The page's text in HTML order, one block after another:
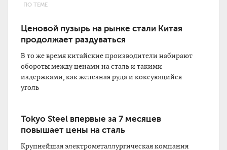
ПО ТЕМЕ
Ценовой пузырь на рынке стали Китая
продолжает раздуваться
В то же время китайские производители набирают
обороты между ценами на сталь и такими
издержками, как железная руда и коксующийся
уголь
Tokyo Steel впервые за 7 месяцев
повышает цены на сталь
Крупнейшая электрометаллургическая компания